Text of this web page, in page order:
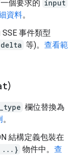
個要求的 input
資料。
事件類型
等)。 查看範
)
欄位替換為
。
結構定義包裝在
...} 物件中。 查